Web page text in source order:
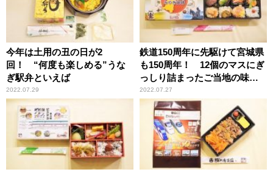
今年は土用の丑の日が2
回！ “何度も楽しめる”うな
ぎ駅弁といえば
2022.07.29
鉄道150周年に先駆けて宮城県
も150周年！ 12個のマスにぎ
っしり詰まったご当地の味と
は？
2022.07.27